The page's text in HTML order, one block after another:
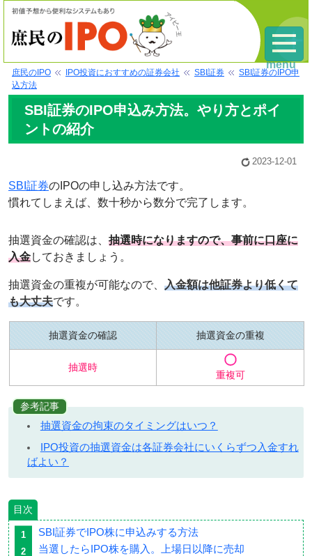
庶民のIPO IPO投資におすすめの証券会社 SBI証券
SBI証券のIPO申
込方法
SBI証券のIPO申込み方法。やり方とポイ
ントの紹介
2023-12-01
SBI証券のIPOの申し込み方法です。
慣れてしまえば、数十秒から数分で完了します。
抽選資金の確認は、 抽選時になりますので、事前に口座に
入金しておきましょう。
抽選資金の重複が可能なので、 入金額は他証券より低くて
も大丈夫です。
抽選資金の確認 抽選資金の重複
抽選時
重複可
参考記事
抽選資金の拘束のタイミングはいつ？
IPO投資の抽選資金は各証券会社にいくらずつ入金すれ
ばよい？
目次
SBI証券でIPO株に申込みする方法
当選したらIPO株を購入。上場日以降に売却
menu